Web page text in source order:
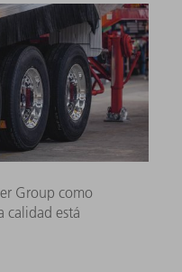
Group como
calidad está